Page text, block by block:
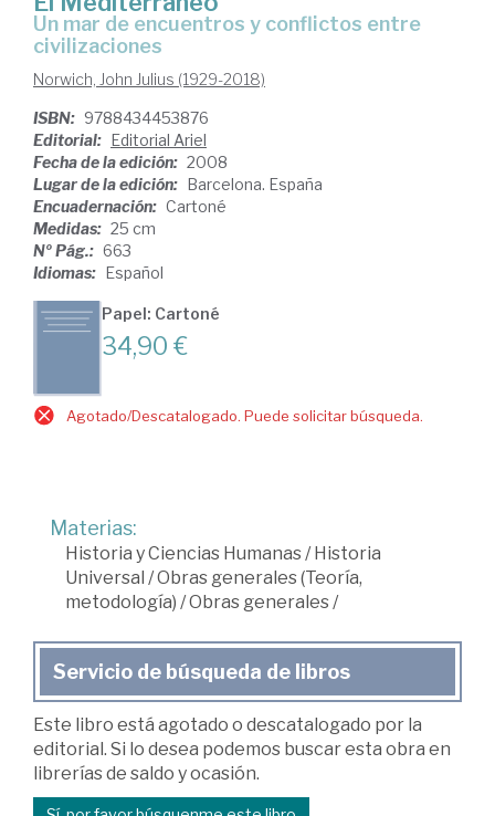
un mar de encuentros y conflictos entre
civilizaciones
Norwich, John Julius (1929-2018)
ISBN: 9788434453876
Editorial: Editorial Ariel
Fecha de la edición: 2008
Lugar de la edición: Barcelona. España
Encuadernación: Cartoné
Medidas: 25 cm
Nº Pág.: 663
Idiomas: Español
Papel: Cartoné
34,90 €
Agotado/Descatalogado. Puede solicitar búsqueda.
Materias:
Historia y Ciencias Humanas/ Historia
Universal /Obras generales (Teoría,
metodología) /Obras generales/
Servicio de búsqueda de libros
Este libro está agotado o descatalogado por la
editorial. Si lo desea podemos buscar esta obra en
librerías de saldo y ocasión.